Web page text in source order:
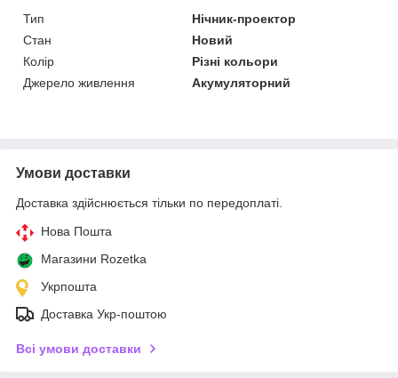
Тип
Нічник-проектор
Стан
Новий
Колір
Різні кольори
Джерело живлення
Акумуляторний
Умови доставки
Доставка здійснюється тільки по передоплаті.
Нова Пошта
Магазини Rozetka
Укрпошта
Доставка Укр-поштою
Всі умови доставки